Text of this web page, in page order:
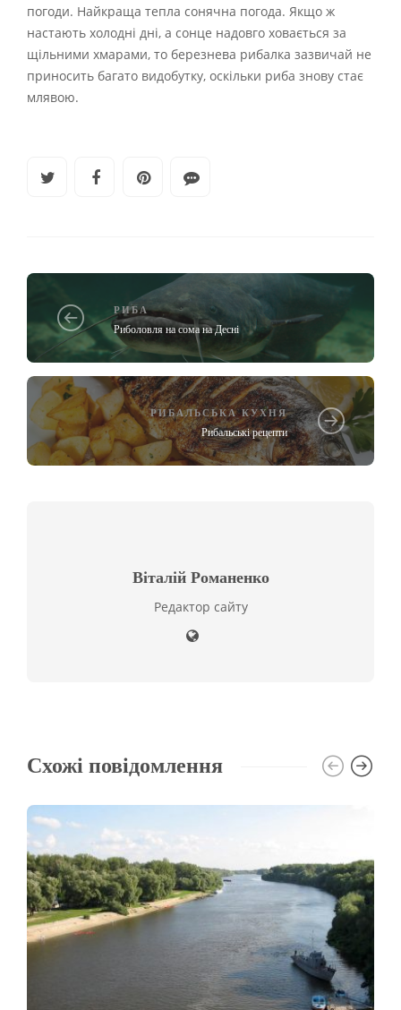
погоди. Найкраща тепла сонячна погода. Якщо ж
настають холодні дні, а сонце надовго ховається за
щільними хмарами, то березнева рибалка зазвичай не
приносить багато видобутку, оскільки риба знову стає
млявою.
РИБА
Риболовля на сома на Десні
РИБАЛЬСЬКА КУХНЯ
Рибальські рецепти
Віталій Романенко
Редактор сайту
Схожі повідомлення